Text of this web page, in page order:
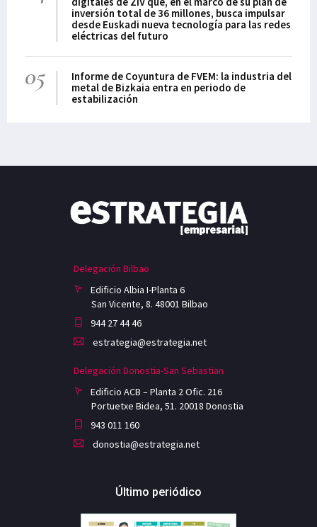
inversión total de 36 millones, busca impulsar
desde Euskadi nueva tecnología para las redes
eléctricas del futuro
05
Informe de Coyuntura de FVEM: la industria del
metal de Bizkaia entra en periodo de
estabilización
Delegación Bilbao
Edificio Albia I-Planta 6
San Vicente, 8. 48001 Bilbao
944 27 44 46
estrategia@estrategia.net
Delegación Donostia-San Sebastian
Edificio ACB – Planta 2 Ofic. 216
Portuetxe Bidea, 51. 20018 Donostia
943 011 160
donostia@estrategia.net
Último periódico